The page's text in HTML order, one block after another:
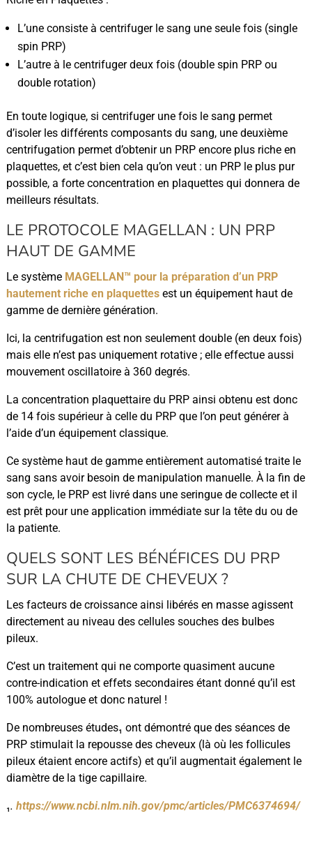
L’une consiste à centrifuger le sang une seule fois (single
spin PRP)
L’autre à le centrifuger deux fois (double spin PRP ou
double rotation)
En toute logique, si centrifuger une fois le sang permet
d’isoler les différents composants du sang, une deuxième
centrifugation permet d’obtenir un PRP encore plus riche en
plaquettes, et c’est bien cela qu’on veut : un PRP le plus pur
possible, a forte concentration en plaquettes qui donnera de
meilleurs résultats.
LE PROTOCOLE MAGELLAN : UN PRP
HAUT DE GAMME
Le système MAGELLAN™ pour la préparation d’un PRP
hautement riche en plaquettesest un équipement haut de
gamme de dernière génération.
Ici, la centrifugation est non seulement double (en deux fois)
mais elle n’est pas uniquement rotative ; elle effectue aussi
mouvement oscillatoire à 360 degrés.
La concentration plaquettaire du PRP ainsi obtenu est donc
de 14 fois supérieur à celle du PRP que l’on peut générer à
l’aide d’un équipement classique.
Ce système haut de gamme entièrement automatisé traite le
sang sans avoir besoin de manipulation manuelle. À la fin de
son cycle, le PRP est livré dans une seringue de collecte et il
est prêt pour une application immédiate sur la tête du ou de
la patiente.
QUELS SONT LES BÉNÉFICES DU PRP
SUR LA CHUTE DE CHEVEUX ?
Les facteurs de croissance ainsi libérés en masse agissent
directement au niveau des cellules souches des bulbes
pileux.
C’est un traitement qui ne comporte quasiment aucune
contre-indication et effets secondaires étant donné qu’il est
100% autologue et donc naturel !
De nombreuses études₁ ont démontré que des séances de
PRP stimulait la repousse des cheveux (là où les follicules
pileux étaient encore actifs) et qu’il augmentait également le
diamètre de la tige capillaire.
₁. https://www.ncbi.nlm.nih.gov/pmc/articles/PMC6374694/